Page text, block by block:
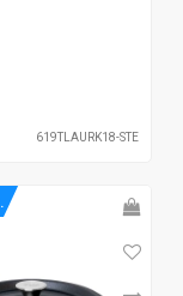
619TLAURK18-STE